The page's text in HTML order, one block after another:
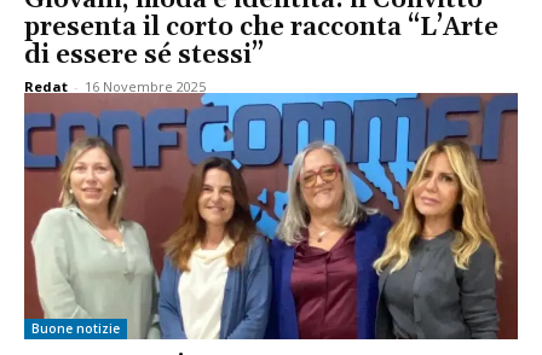
presenta il corto che racconta “L’Arte
di essere sé stessi”
Redat - 16 Novembre 2025
Buone notizie